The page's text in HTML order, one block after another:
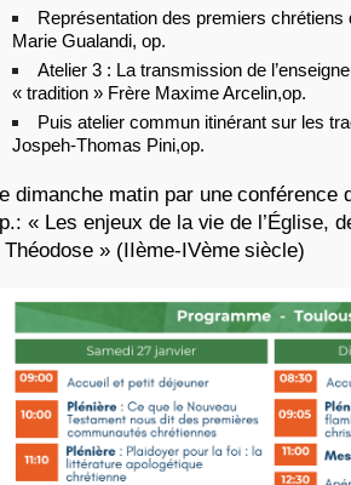
Représentation des premiers chrétiens
Marie Gualandi, op.
Atelier 3 : La transmission de
« tradition » Frère Maxime Arcelin,op.
Puis atelier commun itinérant sur les
Jospeh-Thomas Pini,op.
dimanche matin par une conférence
« Les enjeux de la vie de l’Église,
Théodose » (IIème-IVème siècle)